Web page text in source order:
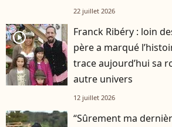
22 juillet 2026
player2
Franck Ribéry : loin
père a marqué
trace aujourd’hui sa
autre univers
12 juillet 2026
“Sûrement ma